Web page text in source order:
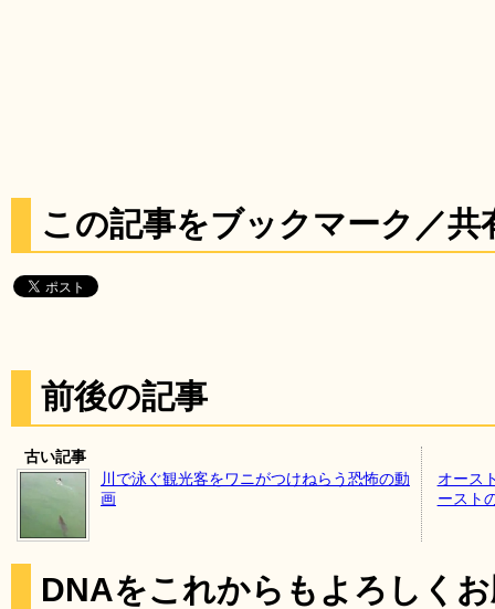
この記事をブックマーク／共
前後の記事
古い記事
川で泳ぐ観光客をワニがつけねらう恐怖の動
画
オース
ースト
DNAをこれからもよろしく